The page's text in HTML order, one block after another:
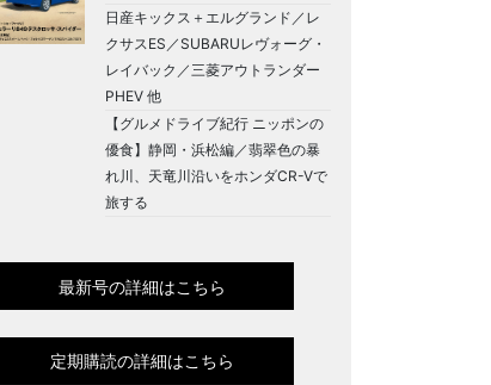
日産キックス＋エルグランド／レ
クサスES／SUBARUレヴォーグ・
レイバック／三菱アウトランダー
PHEV 他
【グルメドライブ紀行 ニッポンの
優食】静岡・浜松編／翡翠色の暴
れ川、天竜川沿いをホンダCR-Vで
旅する
最新号の詳細はこちら
定期購読の詳細はこちら